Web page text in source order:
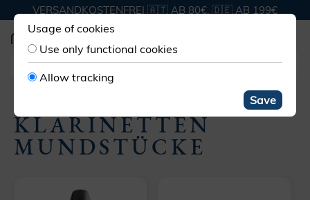
VERSANDKOSTENFREI 🇦🇹 AB 80€, 🇩🇪 AB 199€
MUNDSTÜCKE KLARINETTE
KLARINETTEN
MUNDSTÜCKE
Usage of cookies
Use only functional cookies
Allow tracking
Save